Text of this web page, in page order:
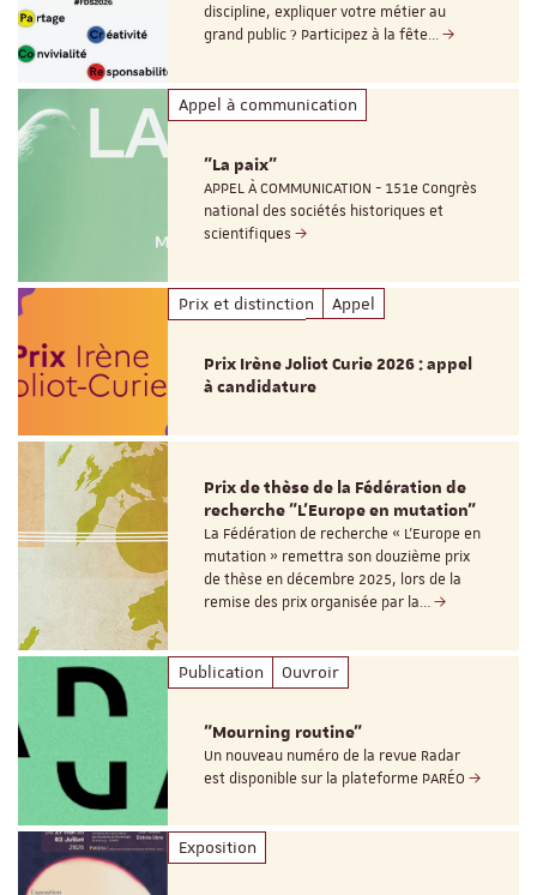
discipline, expliquer votre métier au
grand public ? Participez à la fête…
Appel à communication
"La paix"
APPEL À COMMUNICATION - 151e Congrès
national des sociétés historiques et
scientifiques
Prix et distinction Appel
Prix Irène Joliot Curie 2026 : appel
à candidature
Prix de thèse de la Fédération de
recherche "L’Europe en mutation"
La Fédération de recherche « L’Europe en
mutation » remettra son douzième prix
de thèse en décembre 2025, lors de la
remise des prix organisée par la…
Publication Ouvroir
"Mourning routine"
Un nouveau numéro de la revue Radar
est disponible sur la plateforme PARÉO
Exposition